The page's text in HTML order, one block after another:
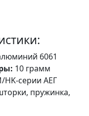
6061
10 грамм
серии АЕГ
пружинка,